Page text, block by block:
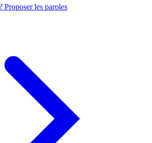
Proposer les paroles